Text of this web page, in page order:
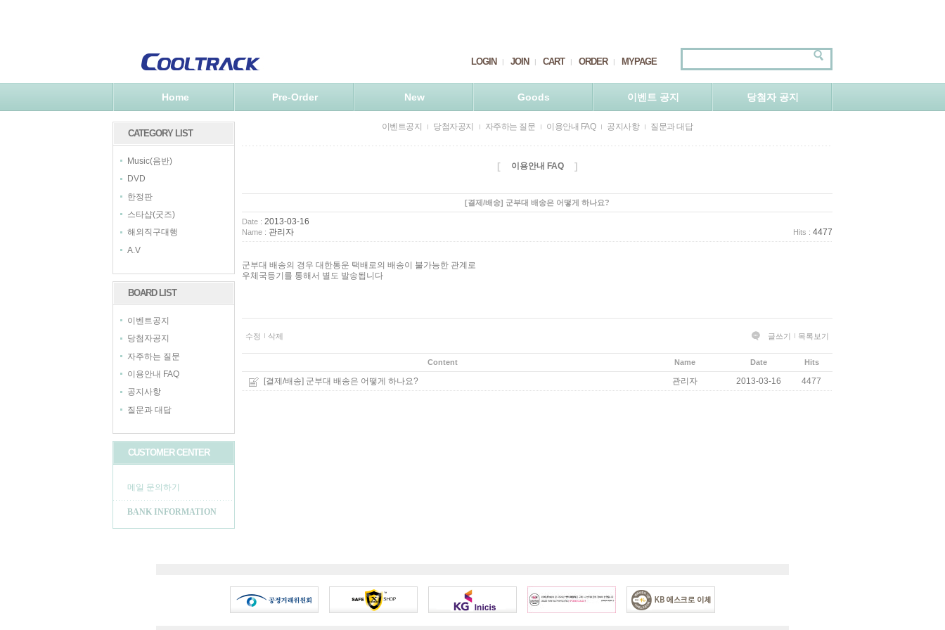
LOGIN JOIN CART ORDER MYPAGE
Home Pre-Order New Goods 이벤트 공지 당첨자 공지
CATEGORY LIST
Music(음반)
DVD
한정판
스타샵(굿즈)
해외직구대행
A.V
BOARD LIST
이벤트공지
당첨자공지
자주하는 질문
이용안내 FAQ
공지사항
질문과 대답
CUSTOMER CENTER
메일 문의하기
BANK INFORMATION
이벤트공지 당첨자공지 자주하는 질문 이용안내 FAQ 공지사항 질문과 대답
[ 이용안내 FAQ ]
[결제/배송] 군부대 배송은 어떻게 하나요?
Date : 2013-03-16
Name : 관리자 Hits : 4477
군부대 배송의 경우 대한통운 택배로의 배송이 불가능한 관계로
우체국등기를 통해서 별도 발송됩니다
수정 삭제 글쓰기 목록보기
Content Name Date Hits
[결제/배송] 군부대 배송은 어떻게 하나요? 관리자 2013-03-16 4477